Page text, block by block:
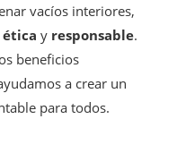
vacíos interiores,
ética y responsable.
beneficios
a crear un
para todos.